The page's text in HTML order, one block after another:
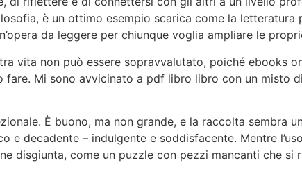
è un ottimo esempio scarica come la
da leggere per chiunque voglia ampliare le
vita non può essere sopravvalutato, poiché ebooks
fare. Mi sono avvicinato a pdf libro libro con un misto
È buono, ma non grande, e la raccolta sembra
e decadente – indulgente e soddisfacente. Mentre
disgiunta, come un puzzle con pezzi mancanti che si